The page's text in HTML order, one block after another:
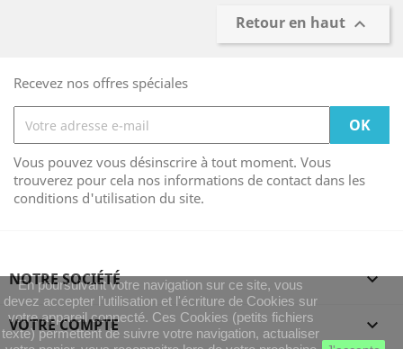
Retour en haut 
Recevez nos offres spéciales
Vous pouvez vous désinscrire à tout moment. Vous
trouverez pour cela nos informations de contact dans les
conditions d'utilisation du site.
NOTRE SOCIÉTÉ 
VOTRE COMPTE 
En poursuivant votre navigation sur ce site, vous
devez accepter l’utilisation et l'écriture de Cookies sur
votre appareil connecté. Ces Cookies (petits fichiers
texte) permettent de suivre votre navigation, actualiser